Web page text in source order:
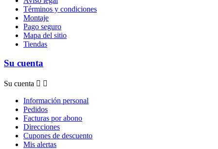
Términos y condiciones
Montaje
Pago seguro
Mapa del sitio
Tiendas
Su cuenta
Su cuenta  
Información personal
Pedidos
Facturas por abono
Direcciones
Cupones de descuento
Mis alertas